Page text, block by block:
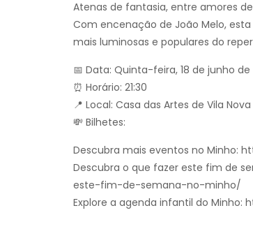
Atenas de fantasia, entre amores
Com encenação de João Melo,
mais luminosas e populares do
📅 Data: Quinta-feira, 18 de junho de
⏰ Horário: 21:30
📍 Local: Casa das Artes de Vila
💸 Bilhetes:
Descubra mais eventos no Minho:
Descubra o que fazer este fim de
este-fim-de-semana-no-minho/
Explore a agenda infantil do